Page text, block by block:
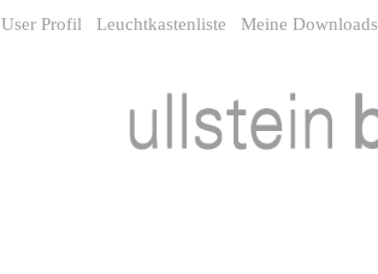
User Profil Leuchtkastenliste Meine Downloads